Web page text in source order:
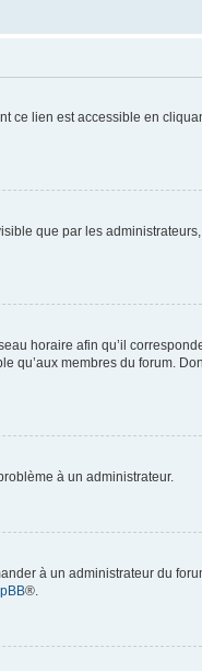
ce lien est accessible en
que par les
horaire afin qu’il
qu’aux membres du forum.
à un administrateur.
à un administrateur du
®.